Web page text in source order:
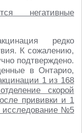
негативные
редко
К сожалению,
подтверждено.
в Онтарио,
1 из 168
скорой
прививки и 1
исследование №5